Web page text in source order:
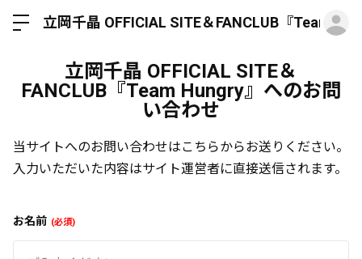
立岡千晶 OFFICIAL SITE＆FANCLUB『Team
立岡千晶 OFFICIAL SITE＆
FANCLUB『Team Hungry』へのお問
い合わせ
当サイトへのお問い合わせはこちらからお送りください。
入力いただいた内容はサイト運営者に直接送信されます。
お名前 必須